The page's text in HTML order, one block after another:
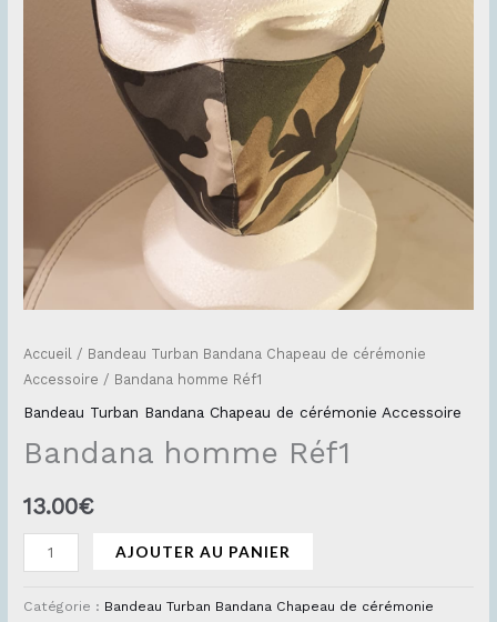
Accueil / Bandeau Turban Bandana Chapeau de cérémonie
Accessoire / Bandana homme Réf1
Bandeau Turban Bandana Chapeau de cérémonie Accessoire
Bandana homme Réf1
13.00€
AJOUTER AU PANIER
Catégorie : Bandeau Turban Bandana Chapeau de cérémonie